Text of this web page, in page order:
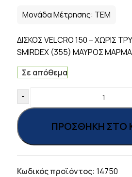
Μονάδα Μέτρησης: ΤΕΜ
ΔΙΣΚΟΣ VELCRO 150 – ΧΩΡΙΣ
SMIRDEX (355) ΜΑΥΡΟΣ
Σε απόθεμα
-
ΠΡΟΣΘΉΚΗ ΣΤΟ
Κωδικός προϊόντος: 14750